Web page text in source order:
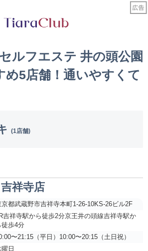
セルフエステ 井の頭公園
め5店舗！通いやすくて
(1店舗)
祥寺店
京都武蔵野市吉祥寺本町1-26-10KS-26ビル2F
吉祥寺駅から徒歩2分京王井の頭線吉祥寺駅か
徒歩4分
〜21:15（平日）10:00〜20:15（土日祝）
日